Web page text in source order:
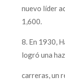
nuevo líder
1,600.
8. En 1930,
logró una
carreras, un